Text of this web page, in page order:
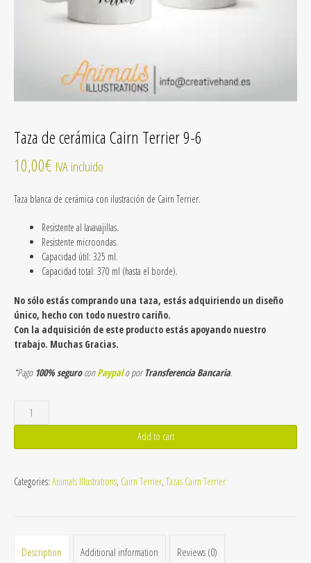
Taza de cerámica Cairn Terrier 9-6
10,00€ IVA incluido
Taza blanca de cerámica con ilustración de Cairn Terrier.
Resistente al lavavajillas.
Resistente microondas.
Capacidad útil: 325 ml.
Capacidad total: 370 ml (hasta el borde).
No sólo estás comprando una taza, estás adquiriendo un diseño
único, hecho con todo nuestro cariño.
Con la adquisición de este producto estás apoyando nuestro
trabajo. Muchas Gracias.
*Pago 100% seguroconPaypalo porTransferencia Bancaria.
de
Cairn
9-
Add to cart
Categories: Animals Illustrations, Cairn Terrier, Tazas Cairn Terrier
Description Additional information Reviews (0)